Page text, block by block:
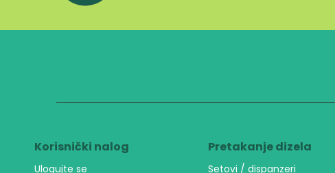
Korisnički nalog
Ulogujte se
Pretakanje dizela
Setovi / dispanzeri